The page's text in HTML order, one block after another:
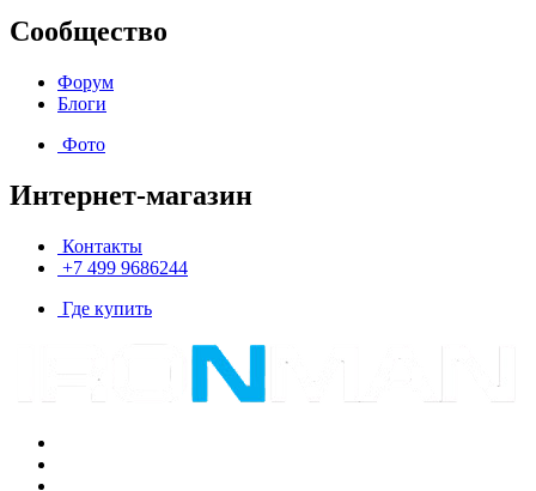
Сообщество
Форум
Блоги
Фото
Интернет-магазин
Контакты
+7 499 9686244
Где купить